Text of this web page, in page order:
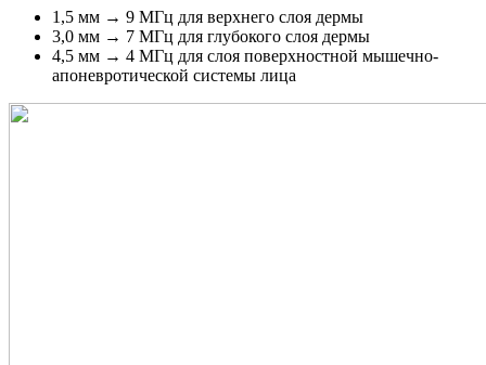
1,5 мм → 9 МГц для верхнего слоя дермы
3,0 мм → 7 МГц для глубокого слоя дермы
4,5 мм → 4 МГц для слоя поверхностной мышечно-
апоневротической системы лица